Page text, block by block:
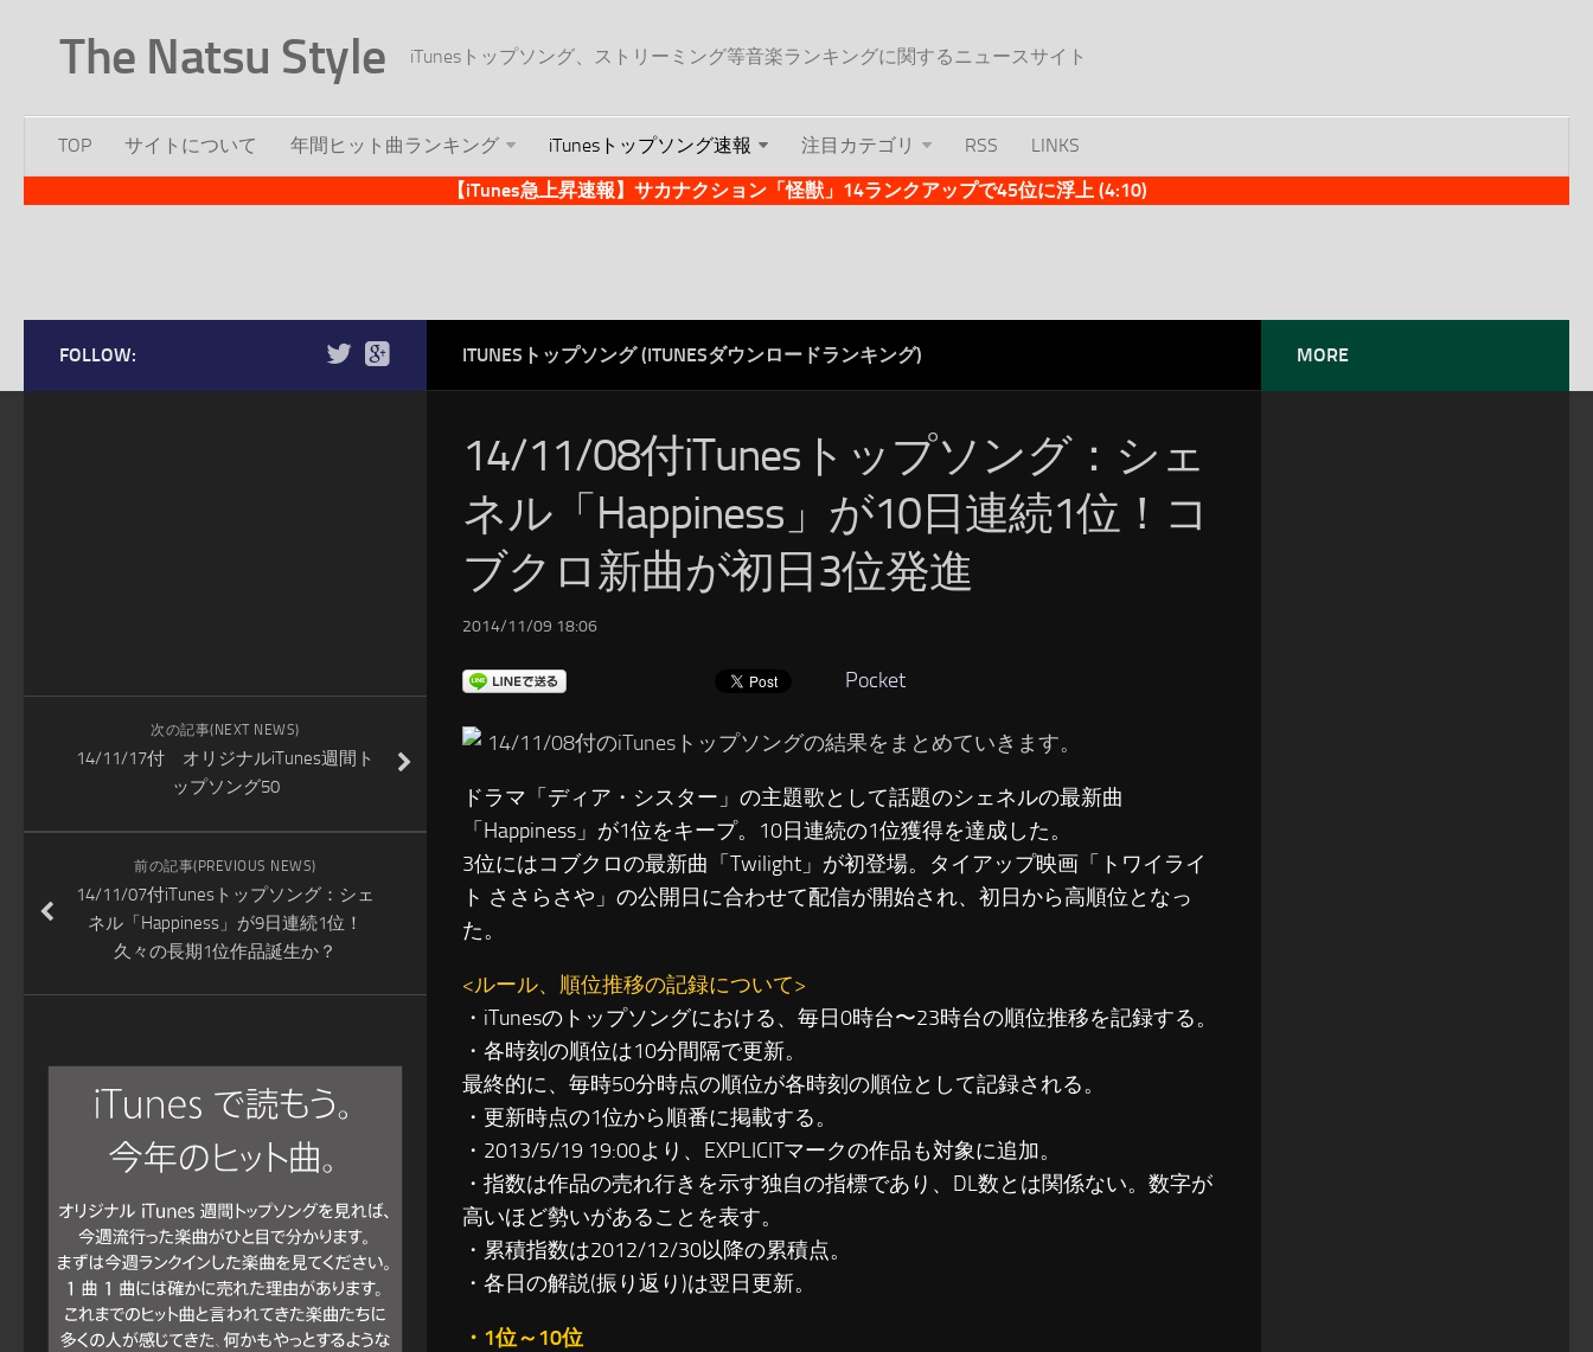
The Natsu Style iTunesトップソング、ストリーミング等音楽ランキングに関するニュースサイト
TOP サイトについて 年間ヒット曲ランキング iTunesトップソング速報 注目カテゴリ RSS
LINKS
【iTunes急上昇速報】サカナクション「怪獣」14ランクアップで45位に浮上 (4:10)
ITUNESトップソング (ITUNESダウンロードランキング)
14/11/08付iTunesトップソング：シェ
ネル「Happiness」が10日連続1位！コ
ブクロ新曲が初日3位発進
2014/11/09 18:06
Pocket
14/11/08付のiTunesトップソングの結果をまとめていきます。
ドラマ「ディア・シスター」の主題歌として話題のシェネルの最新曲
「Happiness」が1位をキープ。10日連続の1位獲得を達成した。
3位にはコブクロの最新曲「Twilight」が初登場。タイアップ映画「トワイライ
ト ささらさや」の公開日に合わせて配信が開始され、初日から高順位となっ
た。
<ルール、順位推移の記録について>
・iTunesのトップソングにおける、毎日0時台〜23時台の順位推移を記録する。
・各時刻の順位は10分間隔で更新。
最終的に、毎時50分時点の順位が各時刻の順位として記録される。
・更新時点の1位から順番に掲載する。
・2013/5/19 19:00より、EXPLICITマークの作品も対象に追加。
・指数は作品の売れ行きを示す独自の指標であり、DL数とは関係ない。数字が
高いほど勢いがあることを表す。
・累積指数は2012/12/30以降の累積点。
・各日の解説(振り返り)は翌日更新。
・1位～10位
FOLLOW:
次の記事(NEXT NEWS)
14/11/17付 オリジナルiTunes週間ト
ップソング50
前の記事(PREVIOUS NEWS)
14/11/07付iTunesトップソング：シェ
ネル「Happiness」が9日連続1位！
久々の長期1位作品誕生か？
MORE